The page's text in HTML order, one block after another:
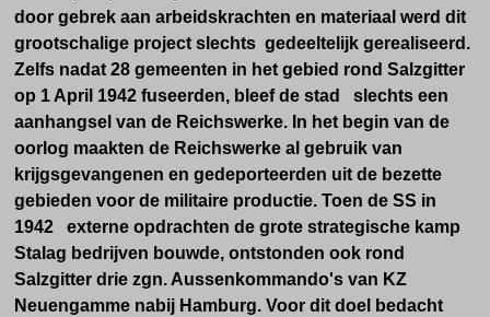
door gebrek aan arbeidskrachten en materiaal werd dit
grootschalige project slechts gedeeltelijk gerealiseerd.
Zelfs nadat 28 gemeenten in het gebied rond Salzgitter
op 1 April 1942 fuseerden, bleef de stad slechts een
aanhangsel van de Reichswerke. In het begin van de
oorlog maakten de Reichswerke al gebruik van
krijgsgevangenen en gedeporteerden uit de bezette
gebieden voor de militaire productie. Toen de SS in
1942 externe opdrachten de grote strategische kamp
Stalag bedrijven bouwde, ontstonden ook rond
Salzgitter drie zgn. Aussenkommando's van KZ
Neuengamme nabij Hamburg. Voor dit doel bedacht